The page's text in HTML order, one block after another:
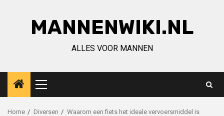
MANNENWIKI.NL
ALLES VOOR MANNEN
Primair
menu
Home Diversen Waarom een fiets het ideale vervoersmiddel is